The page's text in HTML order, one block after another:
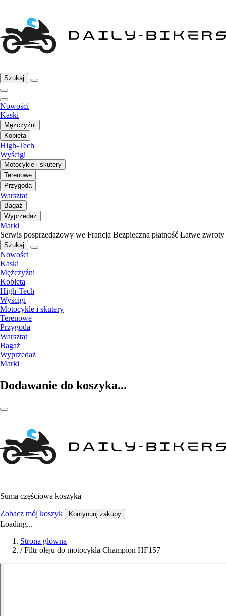
Szukaj
Nowości
Kaski
Mężczyźni
Kobieta
High-Tech
Wyścigi
Motocykle i skutery
Terenowe
Przygoda
Warsztat
Bagaż
Wyprzedaż
Marki
Serwis posprzedażowy we Francja Bezpieczna płatność Łatwe zwroty
Szukaj
Nowości
Kaski
Mężczyźni
Kobieta
High-Tech
Wyścigi
Motocykle i skutery
Terenowe
Przygoda
Warsztat
Bagaż
Wyprzedaż
Marki
Dodawanie do koszyka...
Suma częściowa koszyka
Zobacz mój koszyk Kontynuuj zakupy
Loading...
Strona główna
/ Filtr oleju do motocykla Champion HF157